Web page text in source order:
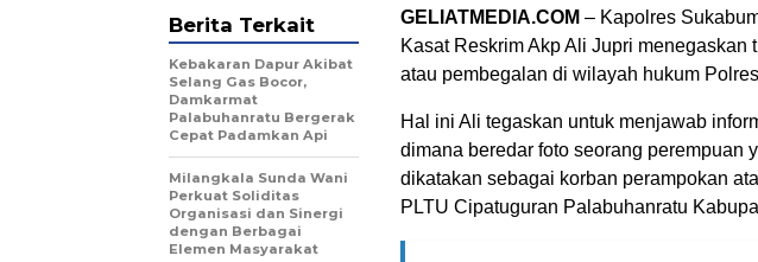
GELIATMEDIA.COM – Kapolres
Kasat Reskrim Akp Ali Jupri menegaskan
atau pembegalan di wilayah hukum
Hal ini Ali tegaskan untuk menjawab
dimana beredar foto seorang perempuan
dikatakan sebagai korban perampokan
PLTU Cipatuguran Palabuhanratu
Berita Terkait
Kebakaran Dapur Akibat
Selang Gas Bocor,
Damkarmat
Palabuhanratu Bergerak
Cepat Padamkan Api
Milangkala Sunda Wani
Perkuat Soliditas
Organisasi dan Sinergi
dengan Berbagai
Elemen Masyarakat